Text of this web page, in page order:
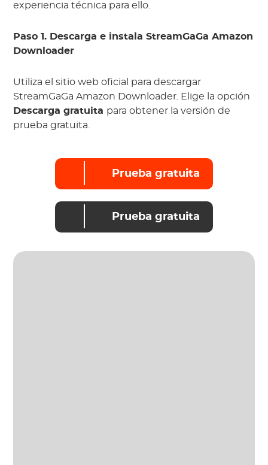
experiencia técnica para ello.
Paso 1. Descarga e instala StreamGaGa Amazon
Downloader
Utiliza el sitio web oficial para descargar
StreamGaGa Amazon Downloader. Elige la opción
Descarga gratuita para obtener la versión de
prueba gratuita.
Prueba gratuita
Prueba gratuita